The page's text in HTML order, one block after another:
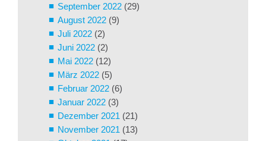
September 2022 (29)
August 2022 (9)
Juli 2022 (2)
Juni 2022 (2)
Mai 2022 (12)
März 2022 (5)
Februar 2022 (6)
Januar 2022 (3)
Dezember 2021 (21)
November 2021 (13)